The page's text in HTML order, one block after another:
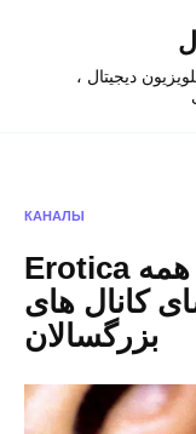
دیجیتال ،
КАНАЛЫ
Erotica در تلویزیون هوشمند – همه
کانال های
بزرگسالان